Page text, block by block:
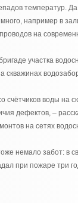
температур.
например в
на
участка
скважинах
воды на
дефектов, –
на сетях
немало забот: в
при пожаре три